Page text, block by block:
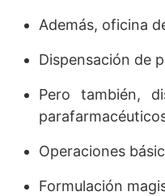
Además, oficina
Dispensación de
Pero también,
Operaciones
Formulación